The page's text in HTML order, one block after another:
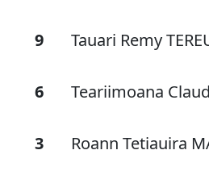
9 Tauari Remy
6 Teariimoana
3 Roann Tetiauira